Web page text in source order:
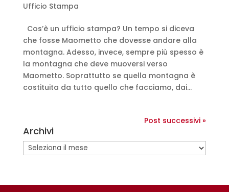
Ufficio Stampa
Cos’è un ufficio stampa? Un tempo si diceva
che fosse Maometto che dovesse andare alla
montagna. Adesso, invece, sempre più spesso è
la montagna che deve muoversi verso
Maometto. Soprattutto se quella montagna è
costituita da tutto quello che facciamo, dai...
Post successivi »
Archivi
Archivi